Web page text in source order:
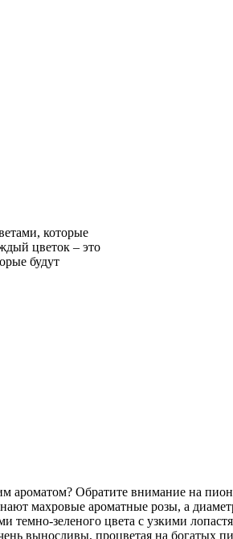
которые
цветок – это
будут
ароматом? Обратите внимание на
махровые ароматные розы, а
зеленого цвета с узкими
выносливы, процветая на